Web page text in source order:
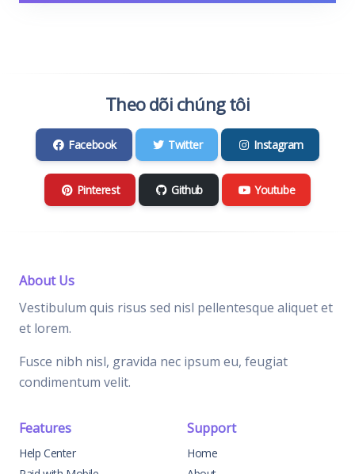
Theo dõi chúng tôi
Facebook Twitter Instagram
Pinterest Github Youtube
About Us
Vestibulum quis risus sed nisl pellentesque aliquet et
et lorem.
Fusce nibh nisl, gravida nec ipsum eu, feugiat
condimentum velit.
Features
Help Center
Support
Home